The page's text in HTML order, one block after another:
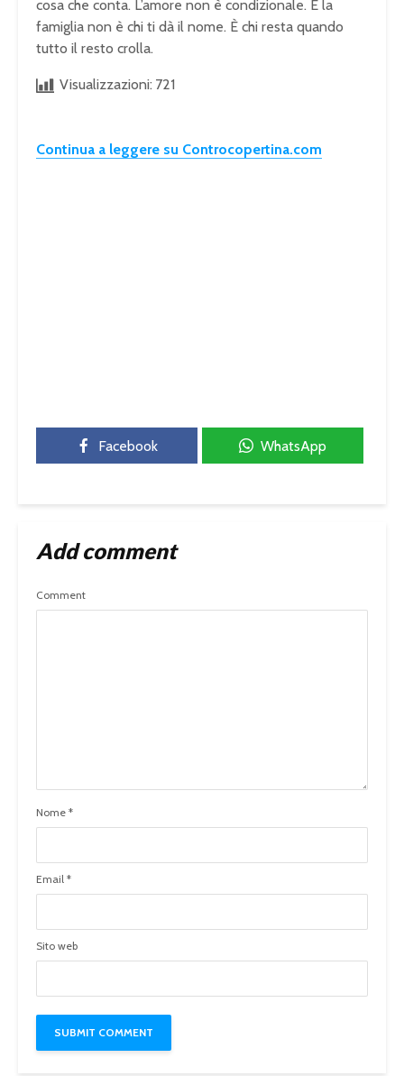
cosa che conta. L’amore non è condizionale. E la
famiglia non è chi ti dà il nome. È chi resta quando
tutto il resto crolla.
Visualizzazioni: 721
Continua a leggere su Controcopertina.com
Facebook WhatsApp
Add comment
Comment
Nome *
Email *
Sito web